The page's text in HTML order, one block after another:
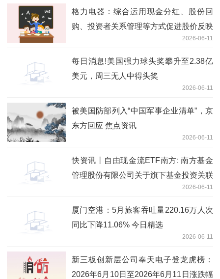
格力电器：综合运用现金分红、股份回
购、投资者关系管理等方式促进股价反映
2026-06-11
每日消息!美国强力球头奖攀升至2.38亿
美元，周三无人中得头奖
2026-06-11
被美国防部列入“中国军事企业清单”，京
东方回应 焦点资讯
2026-06-11
快资讯丨自由现金流ETF南方: 南方基金
管理股份有限公司关于旗下基金投资关联
方承销可转换公司债券的关联交易公告
2026-06-11
厦门空港：5月旅客吞吐量220.16万人次
同比下降11.06% 今日精选
2026-06-11
新三板创新层公司奉天电子登龙虎榜：
2026年6月10日至2026年6月11日涨跌幅